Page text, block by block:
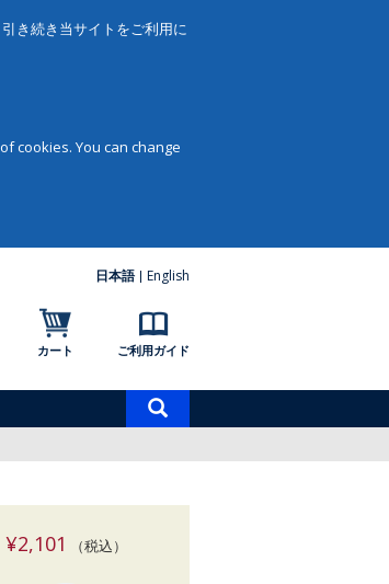
き続き当サイトをご利用に
cookies. You can change
日本語 English
カート ご利用ガイド
索
¥2,101 （税込）